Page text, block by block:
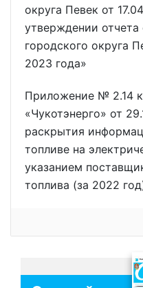
округа Певек от
утверждении
городского округа
2023 года»
Приложение № 2.14
«Чукотэнерго» от
раскрытия
топливе на
указанием
топлива (за 2022